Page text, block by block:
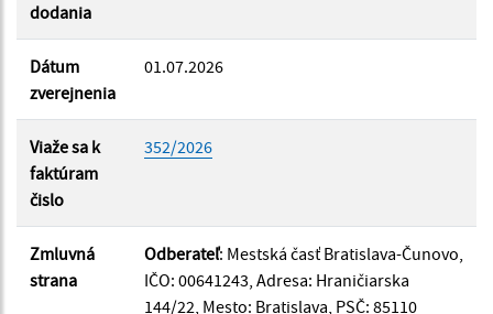
dodania
Dátum
zverejnenia
01.07.2026
Viaže sa k
faktúram
čislo
352/2026
Zmluvná
strana
Odberateľ: Mestská časť Bratislava-Čunovo,
IČO: 00641243, Adresa: Hraničiarska
144/22, Mesto: Bratislava, PSČ: 85110